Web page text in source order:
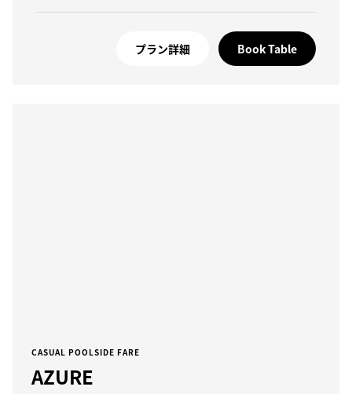
プラン詳細 Book Table
CASUAL POOLSIDE FARE
AZURE